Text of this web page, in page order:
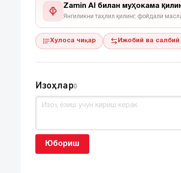
Zamin AI билан муҳокама
Янгиликни таҳлил қилинг, фойдали
Хулоса чиқар Ижобий ва салбий
Изоҳлар0
Юбориш